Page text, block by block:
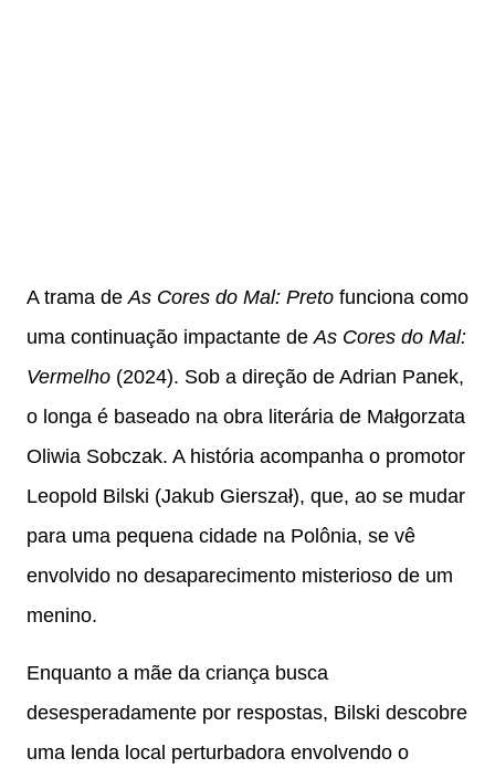
A trama de As Cores do Mal: Preto funciona como
uma continuação impactante de As Cores do Mal:
Vermelho (2024). Sob a direção de Adrian Panek,
o longa é baseado na obra literária de Małgorzata
Oliwia Sobczak. A história acompanha o promotor
Leopold Bilski (Jakub Gierszał), que, ao se mudar
para uma pequena cidade na Polônia, se vê
envolvido no desaparecimento misterioso de um
menino.
Enquanto a mãe da criança busca
desesperadamente por respostas, Bilski descobre
uma lenda local perturbadora envolvendo o